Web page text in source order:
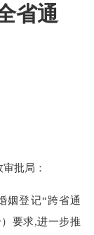
省通
审批局 ：
姻登记“跨省通
要求,进一步推